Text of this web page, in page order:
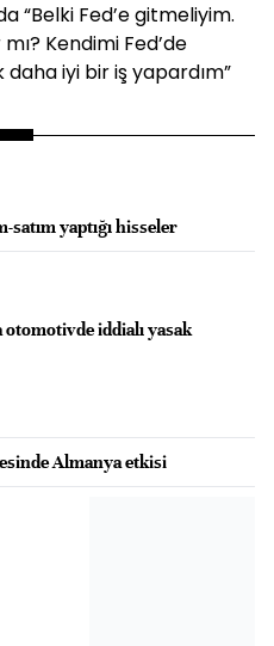
“Belki Fed’e gitmeliyim.
Kendimi Fed’de
iyi bir iş yapardım”
satım yaptığı hisseler
otomotivde iddialı yasak
Almanya etkisi